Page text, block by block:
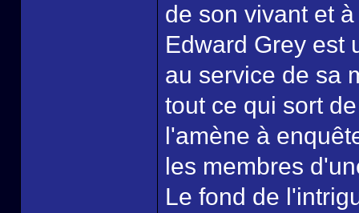
de son vivant et
Edward Grey est
au service de sa
tout ce qui sort
l'amène à
les membres
Le fond de